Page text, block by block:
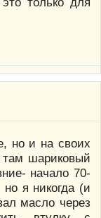
но и на своих
шариковый
начало 70-
я никогда (и
масло через